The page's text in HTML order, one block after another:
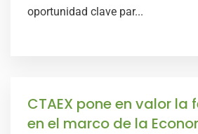
oportunidad clave par...
CTAEX pone en valor la
en el marco de la